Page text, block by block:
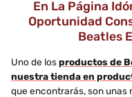
En La Página
Oportunidad
Beatles
Uno de losproductos de
nuestra tienda en
que encontrarás, son